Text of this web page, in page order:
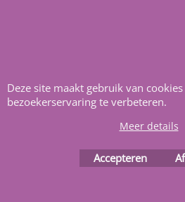
van alle informatie en
bouwinstructies. Al
dan 22 jaar het
adres zwembaden en
renovatie materialen.
Deze site maakt gebruik van
bezoekerservaring te verbeteren.
Meer details
Accepteren